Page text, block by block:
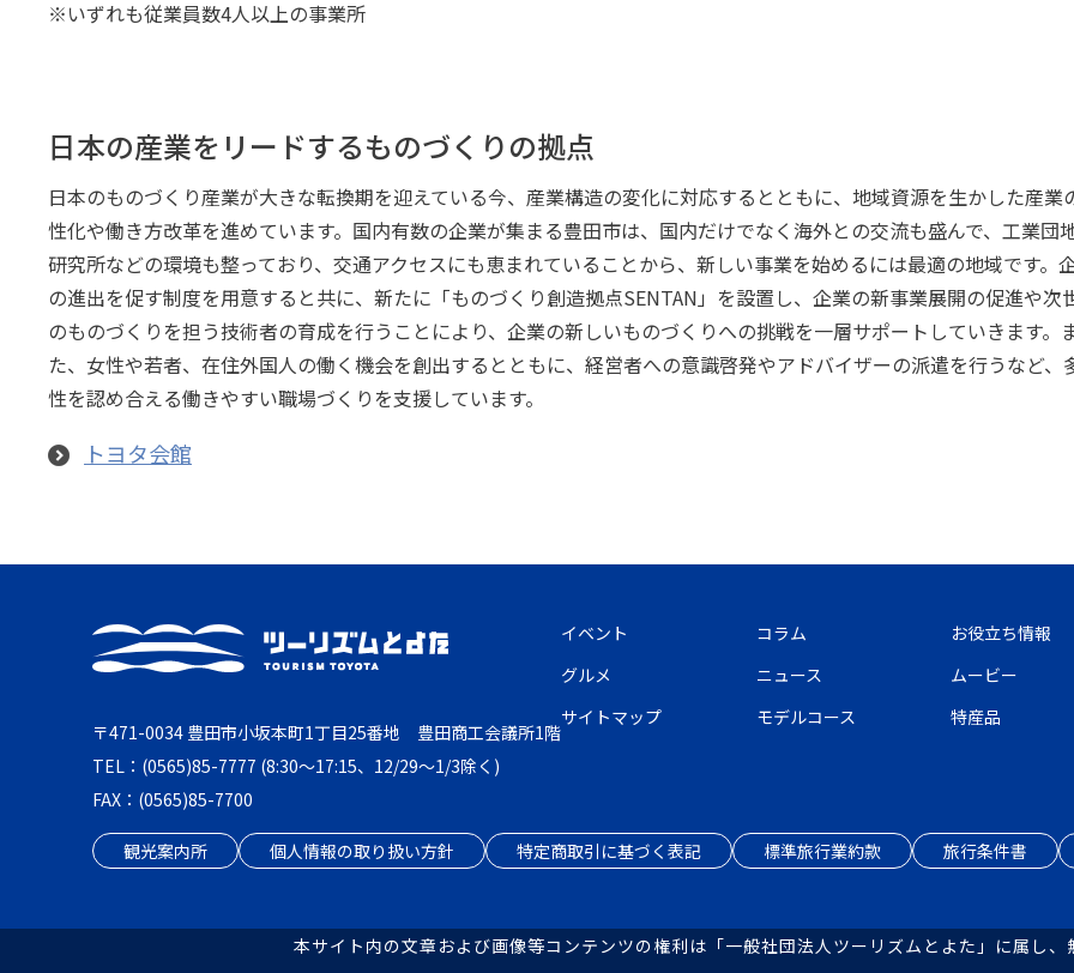
※いずれも従業員数4人以上の事業所
日本の産業をリードするものづくりの拠点
日本のものづくり産業が大きな転換期を迎えている今、産業構造の変化に対応するとともに、地域資源を生かした産業
性化や働き方改革を進めています。国内有数の企業が集まる豊田市は、国内だけでなく海外との交流も盛んで、工業団
研究所などの環境も整っており、交通アクセスにも恵まれていることから、新しい事業を始めるには最適の地域です。
の進出を促す制度を用意すると共に、新たに「ものづくり創造拠点SENTAN」を設置し、企業の新事業展開の促進や次
のものづくりを担う技術者の育成を行うことにより、企業の新しいものづくりへの挑戦を一層サポートしていきます。
た、女性や若者、在住外国人の働く機会を創出するとともに、経営者への意識啓発やアドバイザーの派遣を行うなど、
性を認め合える働きやすい職場づくりを支援しています。
トヨタ会館
〒471-0034 豊田市小坂本町1丁目25番地 豊田商工会議所1階
TEL：(0565)85-7777 (8:30～17:15、12/29～1/3除く)
FAX：(0565)85-7700
イベント コラム お役立ち情報
グルメ
ニュース ムービー
サイトマップ
モデルコース 特産品
観光案内所 個人情報の取り扱い方針 特定商取引に基づく表記 標準旅行業約款 旅行条件書
本サイト内の文章および画像等コンテンツの権利は「一般社団法人ツーリズムとよた」に属し、